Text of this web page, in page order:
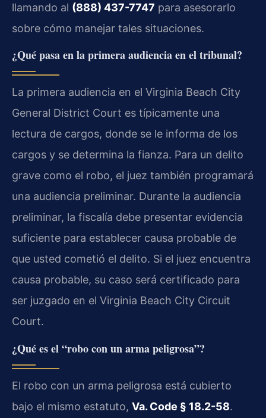
llamando al (888) 437-7747 para asesorarlo
sobre cómo manejar tales situaciones.
¿Qué pasa en la primera audiencia en el tribunal?
La primera audiencia en el Virginia Beach City
General District Court es típicamente una
lectura de cargos, donde se le informa de los
cargos y se determina la fianza. Para un delito
grave como el robo, el juez también programará
una audiencia preliminar. Durante la audiencia
preliminar, la fiscalía debe presentar evidencia
suficiente para establecer causa probable de
que usted cometió el delito. Si el juez encuentra
causa probable, su caso será certificado para
ser juzgado en el Virginia Beach City Circuit
Court.
¿Qué es el “robo con un arma peligrosa”?
El robo con un arma peligrosa está cubierto
bajo el mismo estatuto, Va. Code § 18.2-58.